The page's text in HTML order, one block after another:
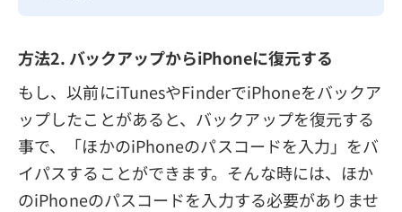
方法2. バックアップからiPhoneに復元する
もし、以前にiTunesやFinderでiPhoneをバックア
ップしたことがあると、バックアップを復元する
事で、「ほかのiPhoneのパスコードを入力」をバ
イパスすることができます。そんな時には、ほか
のiPhoneのパスコードを入力する必要がありませ